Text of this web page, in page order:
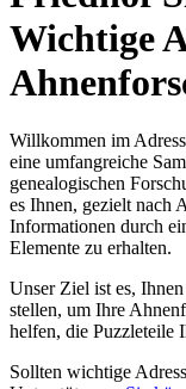
Wichtige
Willkommen im
eine umfangreiche
genealogischen
es Ihnen, gezielt nach
Informationen durch
Elemente zu erhalten.
Unser Ziel ist es,
stellen, um Ihre
helfen, die Puzzleteile
Sollten wichtige